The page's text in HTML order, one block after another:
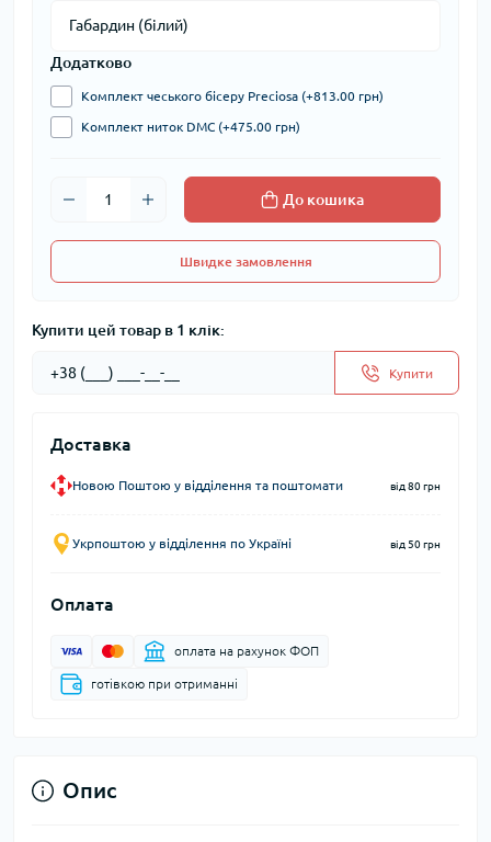
Додатково
Комплект чеського бісеру Preciosa (+813.00 грн)
Комплект ниток DMC (+475.00 грн)
До кошика
Швидке замовлення
Купити цей товар в 1 клік:
Купити
Доставка
Новою Поштою у відділення та поштомати від 80 грн
Укрпоштою у відділення по Україні від 50 грн
Оплата
оплата на рахунок ФОП
готівкою при отриманні
Опис